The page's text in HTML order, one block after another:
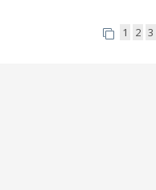
1 2 3